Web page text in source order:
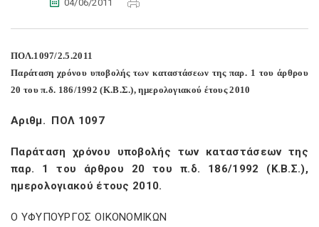
04/06/2011
ΠΟΛ.1097/2.5.2011
Παράταση χρόνου υποβολής των καταστάσεων της παρ. 1 του άρθρου
20 του π.δ. 186/1992 (Κ.Β.Σ.), ημερολογιακού έτους 2010
Αριθμ. ΠΟΛ 1097
Παράταση χρόνου υποβολής των καταστάσεων της
παρ. 1 του άρθρου 20 του π.δ. 186/1992 (Κ.Β.Σ.),
ημερολογιακού έτους 2010.
Ο ΥΦΥΠΟΥΡΓΟΣ ΟΙΚΟΝΟΜΙΚΩΝ